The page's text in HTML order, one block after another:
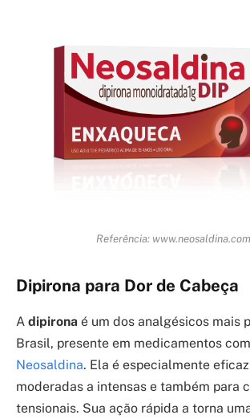
Referência:
Dipirona para Dor de Cabeça
A dipirona é um dos analgésicos mais
Brasil, presente em medicamentos
Neosaldina. Ela é especialmente
moderadas a intensas e também para
tensionais. Sua ação rápida a torna